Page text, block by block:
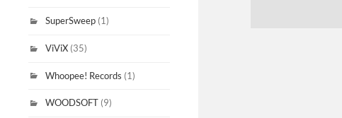
SuperSweep (1)
ViViX (35)
Whoopee! Records (1)
WOODSOFT (9)